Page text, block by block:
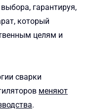
гарантируя,
который
целям и
сварки
меняют
.